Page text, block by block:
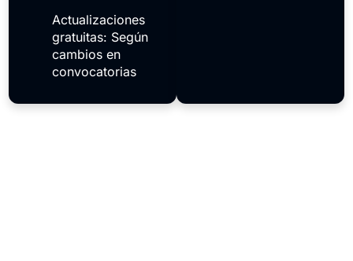
Actualizaciones
gratuitas: Según
cambios en
convocatorias